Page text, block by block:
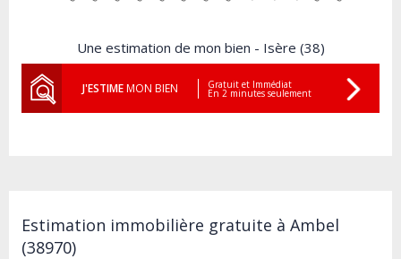
Une estimation de mon bien - Isère (38)
J'ESTIMEMON BIEN Gratuit et Immédiat
En 2 minutes seulement
Estimation immobilière gratuite à Ambel
(38970)